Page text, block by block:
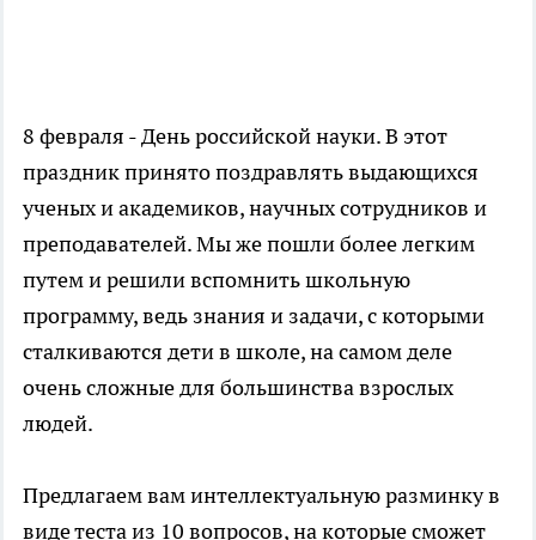
8 февраля - День российской науки. В этот
праздник принято поздравлять выдающихся
ученых и академиков, научных сотрудников и
преподавателей. Мы же пошли более легким
путем и решили вспомнить школьную
программу, ведь знания и задачи, с которыми
сталкиваются дети в школе, на самом деле
очень сложные для большинства взрослых
людей.
Предлагаем вам интеллектуальную разминкув
виде теста из 10 вопросов, на которые сможет